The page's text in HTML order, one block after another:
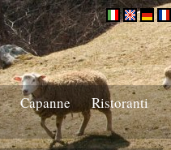
Capanne
Ristoranti